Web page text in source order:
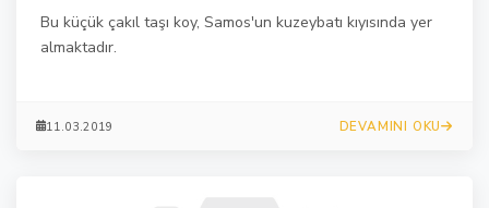
Bu küçük çakıl taşı koy, Samos'un kuzeybatı kıyısında yer
almaktadır.
11.03.2019 DEVAMINI OKU